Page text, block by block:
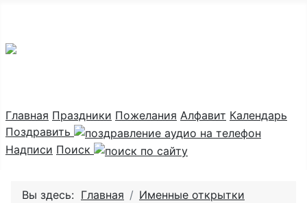
Главная Праздники Пожелания Алфавит Календарь
Поздравить
Надписи Поиск
Вы здесь: Главная
Именные открытки